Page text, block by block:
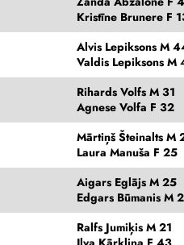
Kristīne Brunere F
Alvis Lepiksons M
Valdis Lepiksons M
Rihards Volfs M 31
Agnese Volfa F 32
Mārtiņš Šteinalts M
Laura Manuša F 25
Aigars Eglājs M 25
Edgars Būmanis M
Ralfs Jumiķis M 21